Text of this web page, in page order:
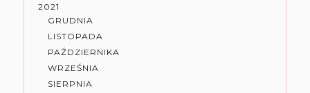
2021
GRUDNIA
LISTOPADA
PAŹDZIERNIKA
WRZEŚNIA
SIERPNIA